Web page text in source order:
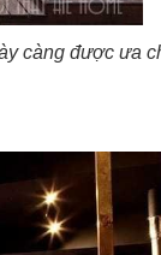
càng được ưa